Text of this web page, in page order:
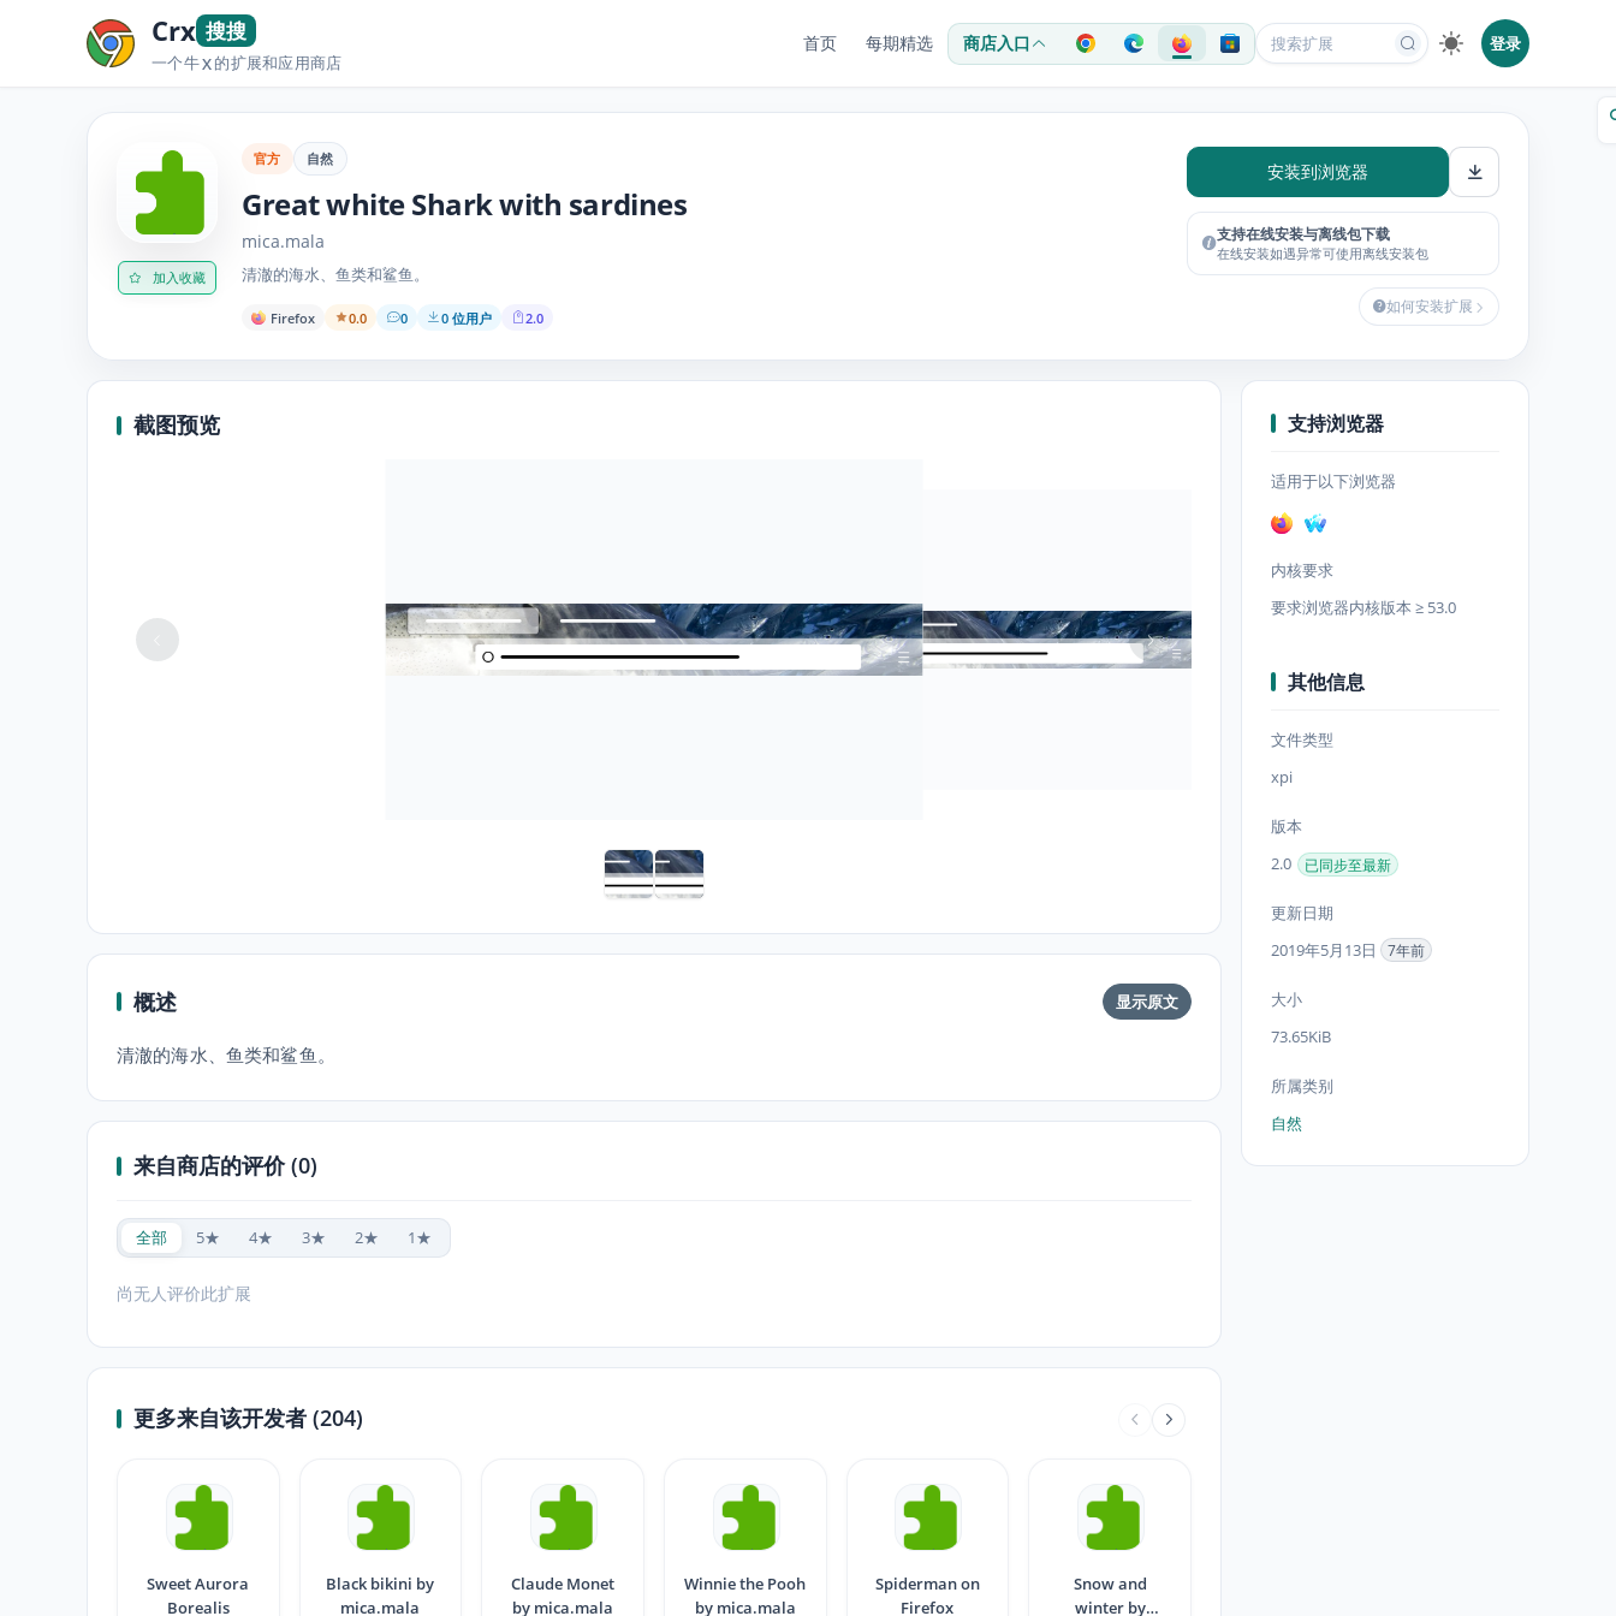
Crx 搜搜
一个牛X的扩展和应用商店
首页 每期精选 商店入口 登录
加入收藏
官方 自然
Great white Shark with sardines
mica.mala
清澈的海水、鱼类和鲨鱼。
Firefox 0.0 0 0 位用户 2.0
安装到浏览器
支持在线安装与离线包下载
在线安装如遇异常可使用离线安装包
如何安装扩展
截图预览
概述 显示原文
清澈的海水、鱼类和鲨鱼。
来自商店的评价 (0)
全部 5★ 4★ 3★ 2★ 1★
尚无人评价此扩展
更多来自该开发者 (204)
Sweet Aurora
Borealis
Black bikini by
mica.mala
Claude Monet
by mica.mala
Winnie the Pooh
by mica.mala
Spiderman on
Firefox
Snow and
winter by
支持浏览器
适用于以下浏览器
内核要求
要求浏览器内核版本 ≥ 53.0
其他信息
文件类型
xpi
版本
2.0
已同步至最新
更新日期
2019年5月13日
7年前
大小
73.65KiB
所属类别
自然